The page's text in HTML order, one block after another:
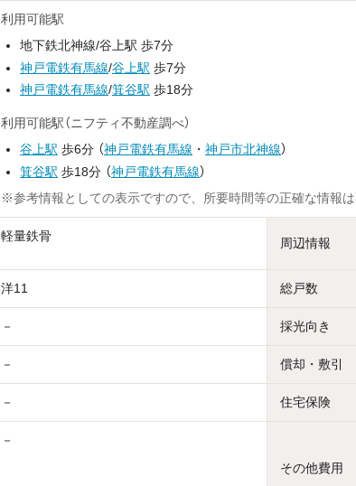
利用可能駅
地下鉄北神線/谷上駅 歩7分
神戸電鉄有馬線/谷上駅 歩7分
神戸電鉄有馬線/箕谷駅 歩18分
利用可能駅（ニフティ不動産調べ）
谷上駅 歩6分 （神戸電鉄有馬線 ・ 神戸市北神線）
箕谷駅 歩18分 （神戸電鉄有馬線）
※参考情報としての表示ですので、所要時間等の正確な情報
軽量鉄骨 周辺情報
洋11 総戸数
－ 採光向き
－ 償却・敷引
－ 住宅保険
－
その他費用